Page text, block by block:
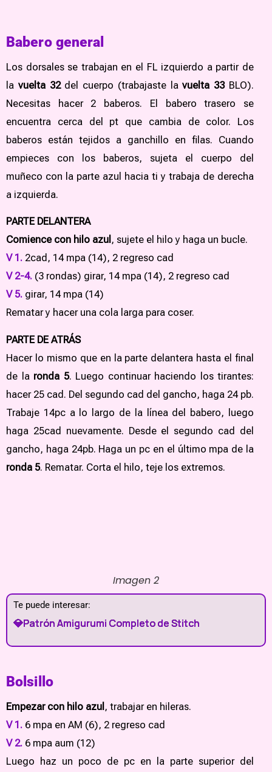
Babero general
Los dorsales se trabajan en el FL izquierdo a partir de
la vuelta 32del cuerpo (trabajaste lavuelta 33BLO).
Necesitas hacer 2 baberos. El babero trasero se
encuentra cerca del pt que cambia de color. Los
baberos están tejidos a ganchillo en filas. Cuando
empieces con los baberos, sujeta el cuerpo del
muñeco con la parte azul hacia ti y trabaja de derecha
a izquierda.
PARTE DELANTERA
Comience con hilo azul , sujete el hilo y haga un bucle.
V 1. 2cad, 14 mpa (14), 2 regreso cad
V 2-4. (3 rondas) girar, 14 mpa (14), 2 regreso cad
V 5. girar, 14 mpa (14)
Rematar y hacer una cola larga para coser.
PARTE DE ATRÁS
Hacer lo mismo que en la parte delantera hasta el final
de la ronda 5. Luego continuar haciendo los tirantes:
hacer 25 cad. Del segundo cad del gancho, haga 24 pb.
Trabaje 14pc a lo largo de la línea del babero, luego
haga 25cad nuevamente. Desde el segundo cad del
gancho, haga 24pb. Haga un pc en el último mpa de la
ronda 5. Rematar. Corta el hilo, teje los extremos.
Imagen 2
Te puede interesar:
💎Patrón Amigurumi Completo de Stitch
Bolsillo
Empezar con hilo azul , trabajar en hileras.
V 1. 6 mpa en AM (6), 2 regreso cad
V 2. 6 mpa aum (12)
Luego haz un poco de pc en la parte superior del